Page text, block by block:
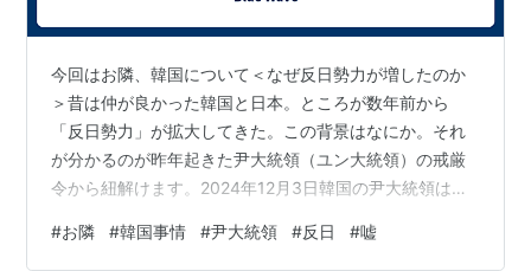
今回はお隣、韓国について＜なぜ反日勢力が増したのか
＞昔は仲が良かった韓国と日本。ところが数年前から
「反日勢力」が拡大してきた。この背景はなにか。それ
が分かるのが昨年起きた尹大統領（ユン大統領）の戒厳
令から紐解けます。2024年12月3日韓国の尹大統領は
ため「非常戒厳を宣布」発表。＜非常戒厳とは＞非常戒
#お隣 #韓国事情 #尹大統領 #反日 #嘘